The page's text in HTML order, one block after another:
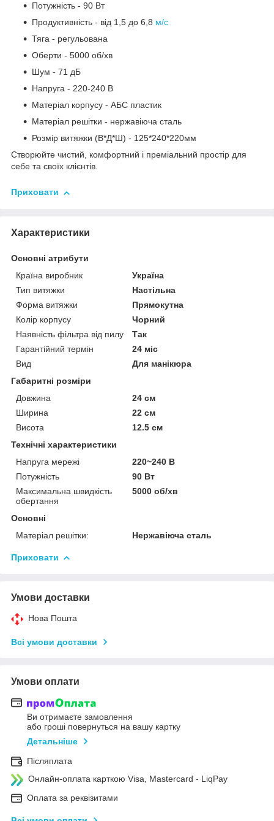
Потужність - 90 Вт
Продуктивність - від 1,5 до 6,8 м/с
Тяга - регульована
Оберти - 5000 об/хв
Шум - 71 дБ
Напруга - 220-240 В
Матеріал корпусу - АБС пластик
Матеріал решітки - нержавіюча сталь
Розмір витяжки (В*Д*Ш) - 125*240*220мм
Створюйте чистий, комфортний і преміальний простір для
себе та своїх клієнтів.
Приховати
Характеристики
Основні атрибути
Країна виробник
Україна
Тип витяжки
Настільна
Форма витяжки
Прямокутна
Колір корпусу
Чорний
Наявність фільтра від пилу
Так
Гарантійний термін
24 міс
Вид
Для манікюра
Габаритні розміри
Довжина
24 см
Ширина
22 см
Висота
12.5 см
Технічні характеристики
Напруга мережі
220~240 В
Потужність
90 Вт
Максимальна швидкість
обертання
5000 об/хв
Основні
Матеріал решітки:
Нержавіюча сталь
Приховати
Умови доставки
Нова Пошта
Всі умови доставки
Умови оплати
Ви отримаєте замовлення
або гроші повернуться на вашу картку
Детальніше
Післяплата
Онлайн-оплата карткою Visa, Mastercard - LiqPay
Оплата за реквізитами